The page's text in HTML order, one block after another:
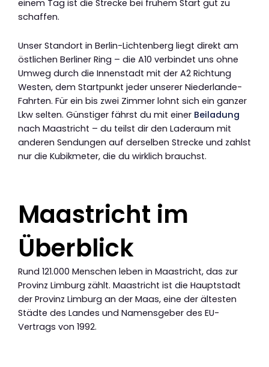
einem Tag ist die Strecke bei frühem Start gut zu
schaffen.
Unser Standort in Berlin-Lichtenberg liegt direkt am
östlichen Berliner Ring – die A10 verbindet uns ohne
Umweg durch die Innenstadt mit der A2 Richtung
Westen, dem Startpunkt jeder unserer Niederlande-
Fahrten. Für ein bis zwei Zimmer lohnt sich ein ganzer
Lkw selten. Günstiger fährst du mit einer Beiladung
nach Maastricht – du teilst dir den Laderaum mit
anderen Sendungen auf derselben Strecke und zahlst
nur die Kubikmeter, die du wirklich brauchst.
Maastricht im
Überblick
Rund 121.000 Menschen leben in Maastricht, das zur
Provinz Limburg zählt. Maastricht ist die Hauptstadt
der Provinz Limburg an der Maas, eine der ältesten
Städte des Landes und Namensgeber des EU-
Vertrags von 1992.